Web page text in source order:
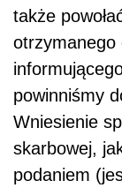
także
otrzymanego
powinniśmy
Wniesienie
skarbowej,
podaniem